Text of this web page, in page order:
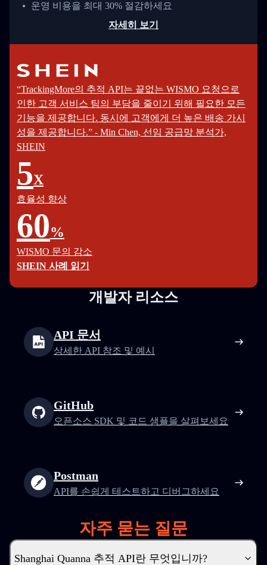
운영 비용을 최대 30% 절감하세요
자세히 보기
“TrackingMore의 추적 API는 끝없는 WISMO 요청으로
인한 고객 서비스 팀의 부담을 줄이기 위해 필요한 모든
기능을 제공합니다. 동시에 고객에게 더 높은 배송 가시
성을 제공합니다.” - Min Chen, 선임 공급망 분석가,
SHEIN
5X
효율성 향상
60%
WISMO 문의 감소
SHEIN 사례 읽기
개발자 리소스
API 문서
상세한 API 참조 및 예시
GitHub
오픈소스 SDK 및 코드 샘플을 살펴보세요
Postman
API를 손쉽게 테스트하고 디버그하세요
자주 묻는 질문
Shanghai Quanna 추적 API란 무엇입니까?